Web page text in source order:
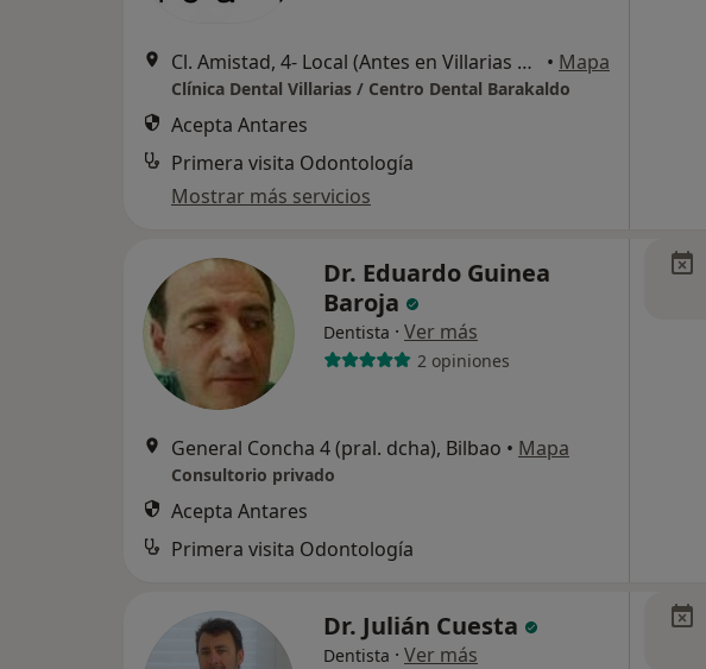
Cl. Amistad, 4- Local (Antes en Villarias 4), Bilbao • Mapa
Clínica Dental Villarias / Centro Dental Barakaldo
Acepta Antares
Primera visita Odontología
Mostrar más servicios
Dr. Eduardo Guinea
Baroja
Dentista · Ver más
2 opiniones
General Concha 4 (pral. dcha), Bilbao • Mapa
Consultorio privado
Acepta Antares
Primera visita Odontología
Dr. Julián Cuesta
Dentista · Ver más